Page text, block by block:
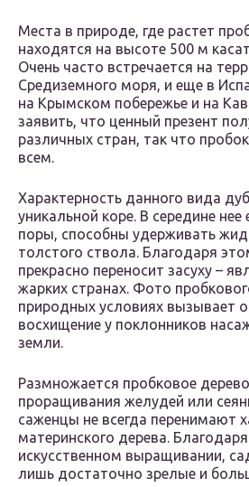
Места в природе, где растет
находятся на высоте 500 м
Очень часто встречается на
Средиземного моря, и еще в
на Крымском побережье и на
заявить, что ценный презент
различных стран, так что
всем.
Характерность данного вида
уникальной коре. В середине нее
поры, способны удерживать
толстого ствола. Благодаря
прекрасно переносит засуху –
жарких странах. Фото
природных условиях вызывает
восхищение у поклонников
земли.
Размножается пробковое
проращивания желудей или
саженцы не всегда перенимают
материнского дерева.
искусственном выращивании,
лишь достаточно зрелые и